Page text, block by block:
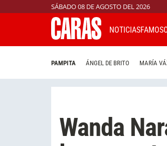
SÁBADO 08 DE AGOSTO DEL 2026
NOTICIAS
PAMPITA ÁNGEL DE BRITO MARÍA
Wanda